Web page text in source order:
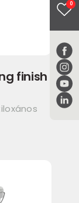
0
finish